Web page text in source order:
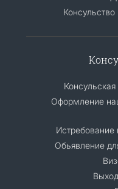
Оформление
Обьявление